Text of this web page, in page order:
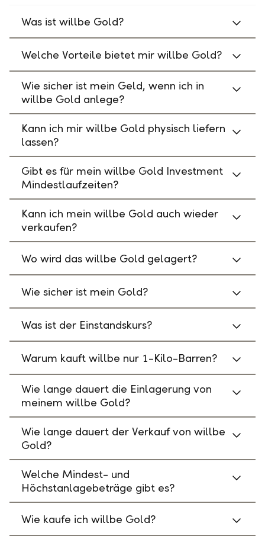
Was ist willbe Gold?
Welche Vorteile bietet mir willbe Gold?
Wie sicher ist mein Geld, wenn ich in
willbe Gold anlege?
Kann ich mir willbe Gold physisch liefern
lassen?
Gibt es für mein willbe Gold Investment
Mindestlaufzeiten?
Kann ich mein willbe Gold auch wieder
verkaufen?
Wo wird das willbe Gold gelagert?
Wie sicher ist mein Gold?
Was ist der Einstandskurs?
Warum kauft willbe nur 1-Kilo-Barren?
Wie lange dauert die Einlagerung von
meinem willbe Gold?
Wie lange dauert der Verkauf von willbe
Gold?
Welche Mindest- und
Höchstanlagebeträge gibt es?
Wie kaufe ich willbe Gold?